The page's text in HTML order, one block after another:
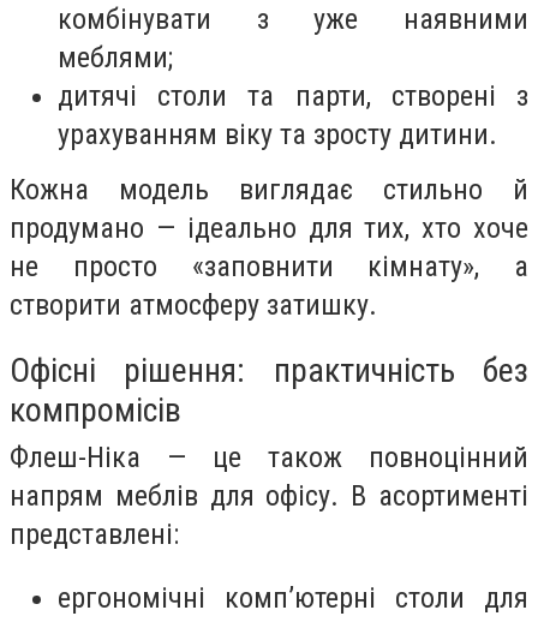
комбінувати з уже наявними
меблями;
дитячі столи та парти, створені з
урахуванням віку та зросту дитини.
Кожна модель виглядає стильно й
продумано — ідеально для тих, хто хоче
не просто «заповнити кімнату», а
створити атмосферу затишку.
Офісні рішення: практичність без
компромісів
Флеш-Ніка — це також повноцінний
напрям меблів для офісу. В асортименті
представлені:
ергономічні комп’ютерні столи для